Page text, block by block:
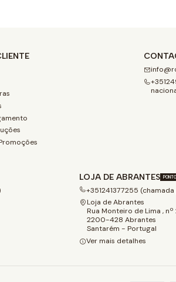
LOJA DE ABRANTES
+351241377255
Loja de Abrantes
Rua Monteiro de Lima , nº
2200-428 Abrantes
Santarém - Portugal
Ver mais detalhes